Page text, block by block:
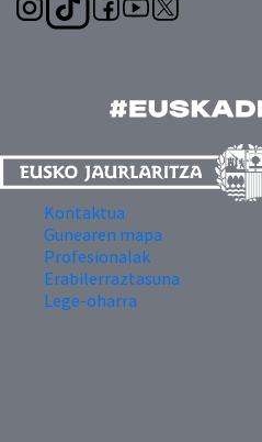
Kontaktua
Gunearen mapa
Profesionalak
Erabilerraztasuna
Lege-oharra